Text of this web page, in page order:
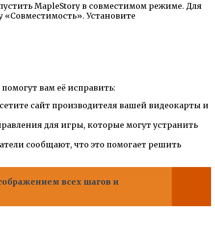
MapleStory в совместимом режиме. Для
Установите
вам её исправить:
сайт производителя вашей видеокарты и
для игры, которые могут устранить
сообщают, что это помогает решить
всех шагов и